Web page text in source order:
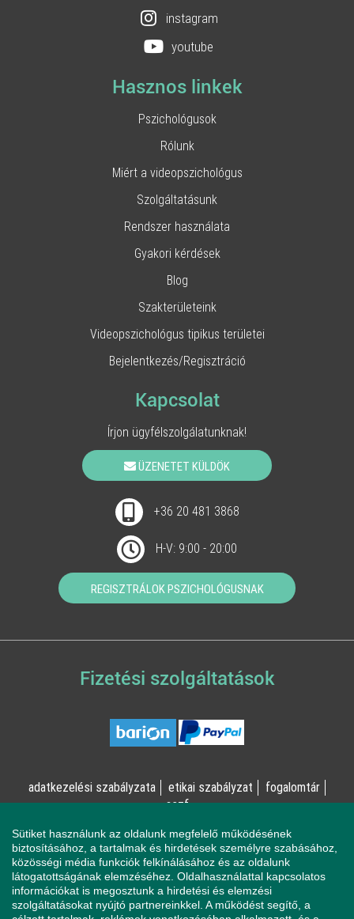
instagram
youtube
Hasznos linkek
Pszichológusok
Rólunk
Miért a videopszichológus
Szolgáltatásunk
Rendszer használata
Gyakori kérdések
Blog
Szakterületeink
Videopszichológus tipikus területei
Bejelentkezés/Regisztráció
Kapcsolat
Írjon ügyfélszolgálatunknak!
ÜZENETET KÜLDÖK
+36 20 481 3868
H-V: 9:00 - 20:00
REGISZTRÁLOK PSZICHOLÓGUSNAK
Fizetési szolgáltatások
adatkezelési szabályzata etikai szabályzat
fogalomtár
aszf
© Online Pszichológia Kft. 2023 - Minden jog fenntartva!
2161 Csomád, Levente utca 14/A
Sütiket használunk az oldalunk megfelelő működésének
biztosításához, a tartalmak és hirdetések személyre szabásához,
közösségi média funkciók felkínálásához és az oldalunk
látogatottságának elemzéséhez. Oldalhasználattal kapcsolatos
információkat is megosztunk a hirdetési és elemzési
szolgáltatásokat nyújtó partnereinkkel. A működést segítő, a